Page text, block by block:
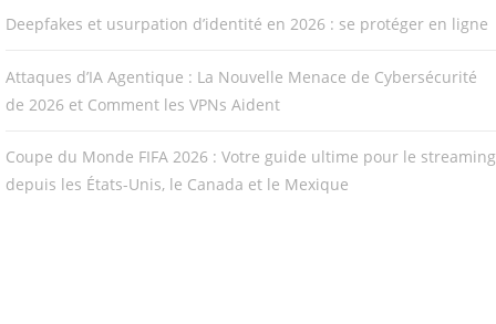
Deepfakes et usurpation d’identité en 2026 : se protéger en ligne
Attaques d’IA Agentique : La Nouvelle Menace de Cybersécurité
de 2026 et Comment les VPNs Aident
Coupe du Monde FIFA 2026 : Votre guide ultime pour le streaming
depuis les États-Unis, le Canada et le Mexique